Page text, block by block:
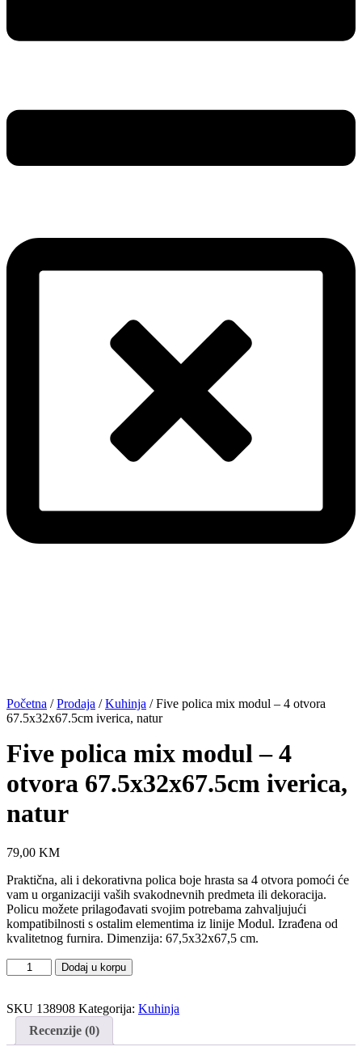
Početna /Prodaja /Kuhinja / Five polica mix modul – 4 otvora
67.5x32x67.5cm iverica, natur
Five polica mix modul – 4
otvora 67.5x32x67.5cm iverica,
natur
79,00 KM
Praktična, ali i dekorativna polica boje hrasta sa 4 otvora pomoći će
vam u organizaciji vaših svakodnevnih predmeta ili dekoracija.
Policu možete prilagođavati svojim potrebama zahvaljujući
kompatibilnosti s ostalim elementima iz linije Modul. Izrađena od
kvalitetnog furnira. Dimenzija: 67,5x32x67,5 cm.
Five
polica
modul
Dodaj u korpu
SKU 138908 Kategorija: Kuhinja
Recenzije (0)